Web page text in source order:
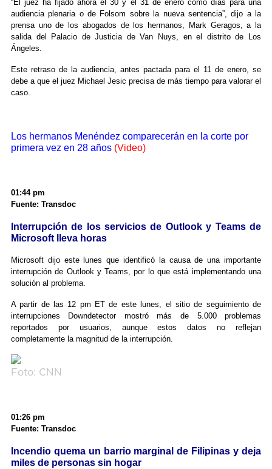
“El juez ha fijado ahora el 30 y el 31 de enero como días para una
audiencia plenaria o de Folsom sobre la nueva sentencia”, dijo a la
prensa uno de los abogados de los hermanos, Mark Geragos, a la
salida del Palacio de Justicia de Van Nuys, en el distrito de Los
Ángeles.
Este retraso de la audiencia, antes pactada para el 11 de enero, se
debe a que el juez Michael Jesic precisa de más tiempo para valorar el
caso.
Los hermanos Menéndez comparecerán en la corte por
primera vez en 28 años (Video)
01:44 pm
Fuente: Transdoc
Interrupción de los servicios de Outlook y Teams de
Microsoft lleva horas
Microsoft dijo este lunes que identificó la causa de una importante
interrupción de Outlook y Teams, por lo que está implementando una
solución al problema.
A partir de las 12 pm ET de este lunes, el sitio de seguimiento de
interrupciones Downdetector mostró más de 5.000 problemas
reportados por usuarios, aunque estos datos no reflejan
completamente la magnitud de la interrupción.
Foto: CNN
01:26 pm
Fuente: Transdoc
Incendio quema un barrio marginal de Filipinas y deja
miles de personas sin hogar